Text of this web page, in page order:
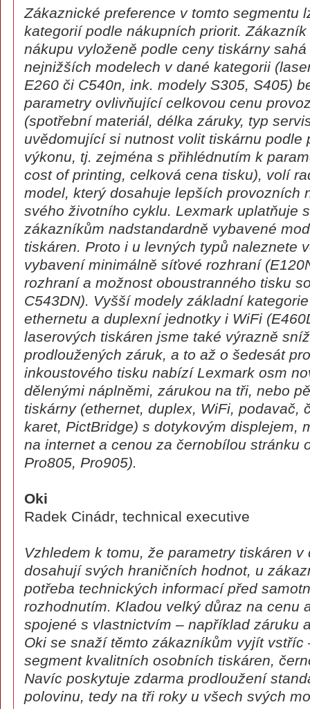
Zákaznické preference v tomto segmentu
kategorií podle nákupních priorit.
nákupu vyloženě podle ceny tiskárny
nejnižších modelech v dané kategorii
E260 či C540n, ink. modely S305, S405)
parametry ovlivňující celkovou cenu
(spotřební materiál, délka záruky, typ
uvědomující si nutnost volit tiskárnu podle
výkonu, tj. zejména s přihlédnutím k
cost of printing, celková cena tisku), volí
model, který dosahuje lepších provozních
svého životního cyklu. Lexmark uplatňuje
zákazníkům nadstandardně vybavené
tiskáren. Proto i u levných typů naleznete
vybavení minimálně síťové rozhraní
rozhraní a možnost oboustranného tisku
C543DN). Vyšší modely základní
ethernetu a duplexní jednotky i WiFi
laserových tiskáren jsme také výrazně
prodloužených záruk, a to až o šedesát
inkoustového tisku nabízí Lexmark osm
dělenými náplněmi, zárukou na tři, nebo
tiskárny (ethernet, duplex, WiFi, podavač,
karet, PictBridge) s dotykovým displejem,
na internet a cenou za černobílou stránku
Pro805, Pro905).
Oki
Radek Cinádr, technical executive
Vzhledem k tomu, že parametry tiskáren v
dosahují svých hraničních hodnot, u
potřeba technických informací před
rozhodnutím. Kladou velký důraz na cenu
spojené s vlastnictvím – například záruku
Oki se snaží těmto zákazníkům vyjít vstříc
segment kvalitních osobních tiskáren,
Navíc poskytuje zdarma prodloužení
polovinu, tedy na tři roky u všech svých